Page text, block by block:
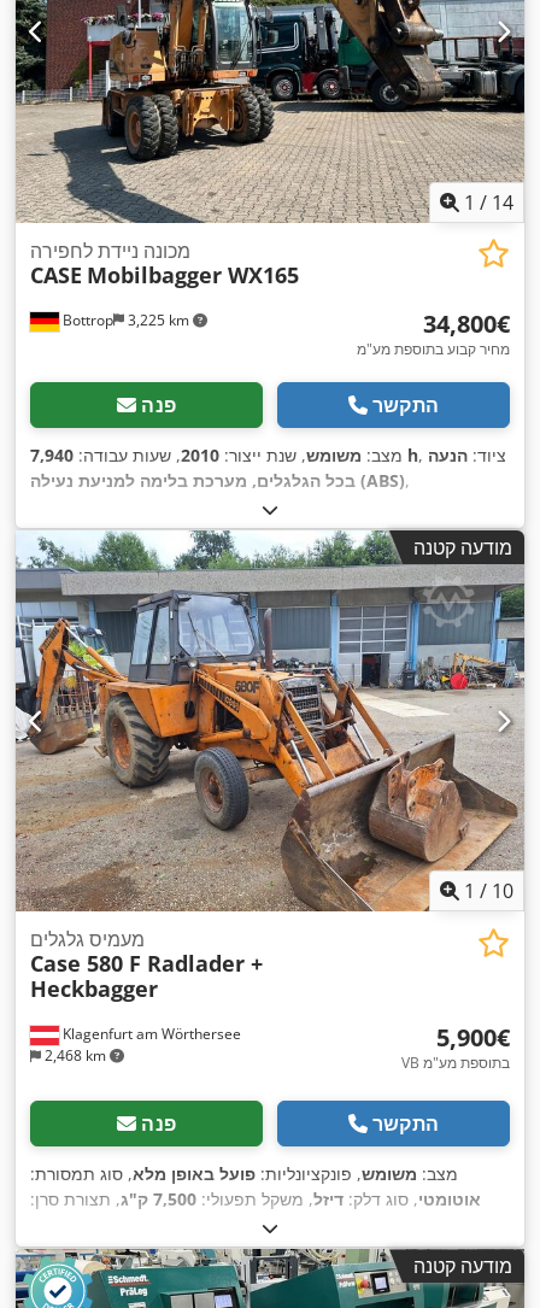
1 / 14
Bottrop 3,225 km
מכונה ניידת לחפירה
CASE Mobilbagger WX165
‏34,800 ‏€
מחיר קבוע בתוספת מע"מ
פנה התקשר
מצב: משומש, שנת ייצור: 2010, שעות עבודה: 7,940 h , ציוד: הנעה
בכל הגלגלים, מערכת בלימה למניעת נעילה (ABS),
מודעה קטנה
1 / 10
Klagenfurt am Wörthersee
2,468 km
מעמיס גלגלים
Case 580 F Radlader +
Heckbagger
‏5,900 ‏€
VB בתוספת מע"מ
פנה התקשר
מצב: משומש, פונקציונליות: פועל באופן מלא, סוג תמסורת:
אוטומטי, סוג דלק: דיזל, משקל תפעולי: 7,500 ק"ג
, תצורת סרן:
, שנת ייצור:
מודעה קטנה